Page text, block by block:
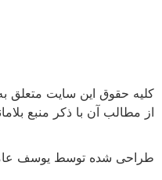
این سایت متعلق به روزنامه
آن با ذکر منبع بلامانع است.
توسط یوسف عامری